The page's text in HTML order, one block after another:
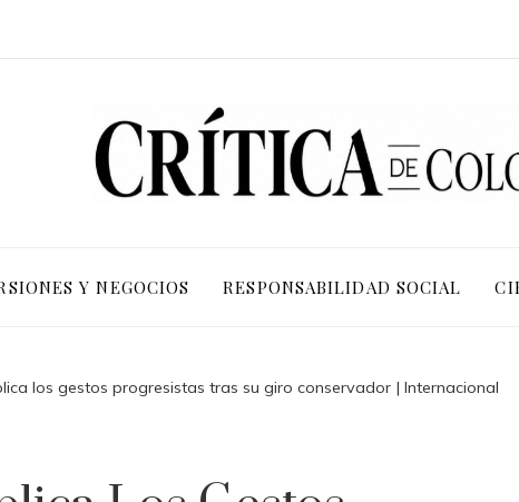
Y NEGOCIOS RESPONSABILIDAD SOCIAL
los gestos progresistas tras su giro conservador | Internacional